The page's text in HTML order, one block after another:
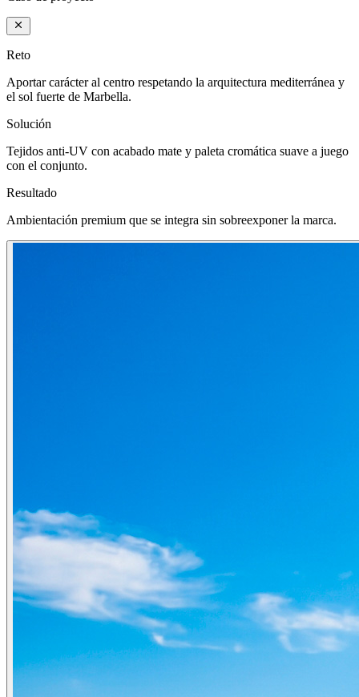
Reto
Aportar carácter al centro respetando la arquitectura mediterránea y
el sol fuerte de Marbella.
Solución
Tejidos anti-UV con acabado mate y paleta cromática suave a juego
con el conjunto.
Resultado
Ambientación premium que se integra sin sobreexponer la marca.